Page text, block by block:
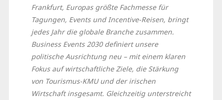
Frankfurt, Europas größte Fachmesse für
Tagungen, Events und Incentive-Reisen, bringt
jedes Jahr die globale Branche zusammen.
Business Events 2030 definiert unsere
politische Ausrichtung neu – mit einem klaren
Fokus auf wirtschaftliche Ziele, die Stärkung
von Tourismus-KMU und der irischen
Wirtschaft insgesamt. Gleichzeitig unterstreicht